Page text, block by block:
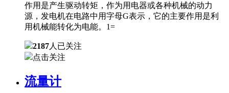
作用是产生驱动转矩，作为用电器或各种机械的动力
源，发电机在电路中用字母G表示，它的主要作用是利
用机械能转化为电能。1=
2187人已关注
点击关注
流量计